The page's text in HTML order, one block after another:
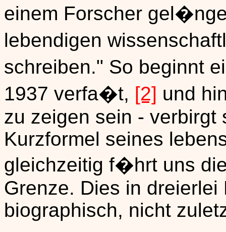
einem Forscher
lebendigen
schreiben." So beginnt
1937 verfa�t, [2] und
zu zeigen sein - verbirgt
Kurzformel seines
gleichzeitig f�hrt uns
Grenze. Dies in
biographisch, nicht